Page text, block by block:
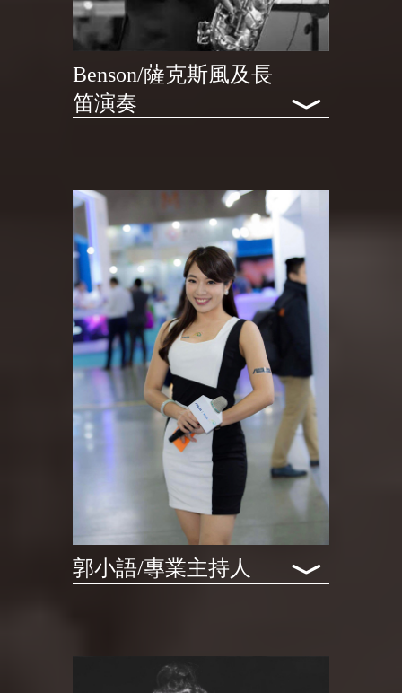
Benson/薩克斯風及長
笛演奏
﹀
郭小語/專業主持人 ﹀